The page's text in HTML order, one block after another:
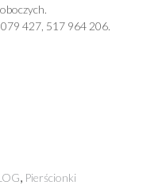
427, 517 964 206.
, Pierścionki